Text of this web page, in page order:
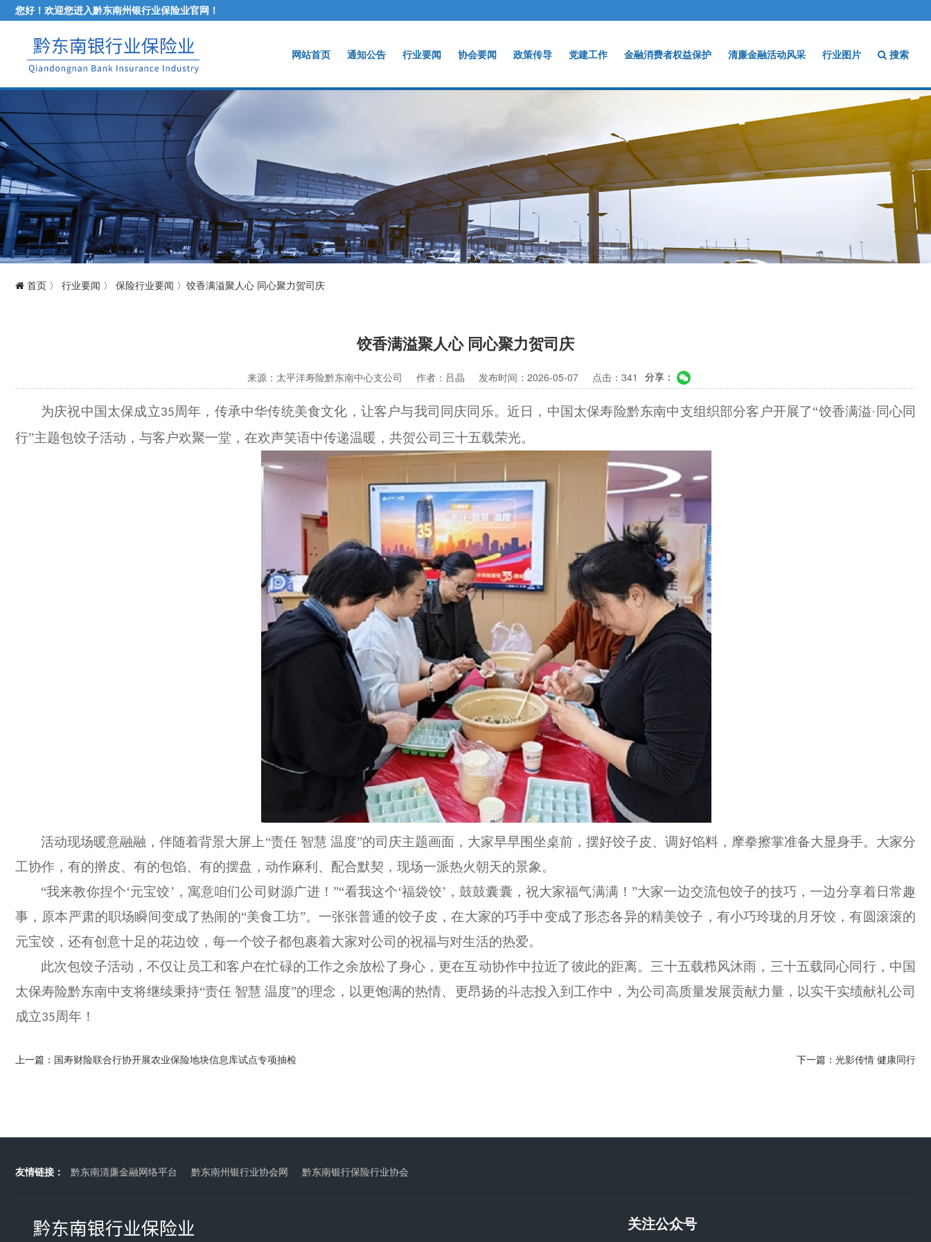
您好！欢迎您进入黔东南州银行业保险业官网！
网站首页 通知公告 行业要闻 协会要闻 政策传导 党建工作 金融消费者权益保护 清廉金融活动风采 行业图片 搜索
首页 〉 行业要闻 〉 保险行业要闻 〉 饺香满溢聚人心 同心聚力贺司庆
饺香满溢聚人心 同心聚力贺司庆
来源：太平洋寿险黔东南中心支公司 作者：吕晶 发布时间：2026-05-07 点击：341 分享：
为庆祝中国太保成立35周年，传承中华传统美食文化， 让客户与我司同庆同乐。 近日， 中国太保寿险黔东南中支组织部分客户开展了“饺香满溢·同心同
行”主题包饺子活动， 与客户欢聚一堂，在欢声笑语中传递温暖，共贺公司三十五载荣光。
活动现场暖意融融，伴随着背景大屏上“责任 智慧 温度”的司庆主题画面， 大家早早围坐桌前，摆好饺子皮、调好馅料，摩拳擦掌准备大显身手。大家分
工协作，有的擀皮、有的包馅、有的摆盘，动作麻利、配合默契，现场一派热火朝天的景象。
“我来教你捏个‘元宝饺’，寓意咱们公司财源广进！”“看我这个‘福袋饺’，鼓鼓囊囊，祝大家福气满满！”大家一边交流包饺子的技巧，一边分享着日常趣
事，原本严肃的职场瞬间变成了热闹的“美食工坊”。一张张普通的饺子皮，在大家的巧手中变成了形态各异的精美饺子，有小巧玲珑的月牙饺，有圆滚滚的
元宝饺，还有创意十足的花边饺，每一个饺子都包裹着大家对公司的祝福与对生活的热爱。
此次包饺子活动，不仅让 员工和客户在忙碌的工作之余放松了身心，更在互动协作中拉近了彼此的距离。三十五载栉风沐雨，三十五载同心同行，中国
太保寿险黔东南中支将继续秉持“责任 智慧 温度”的理念，以更饱满的热情、更昂扬的斗志投入到工作中，为公司高质量发展贡献力量，以实干实绩献礼公司
成立35周年！
上一篇： 国寿财险联合行协开展农业保险地块信息库试点专项抽检 下一篇： 光影传情 健康同行
友情链接： 黔东南清廉金融网络平台 黔东南州银行业协会网 黔东南银行保险行业协会
关注公众号